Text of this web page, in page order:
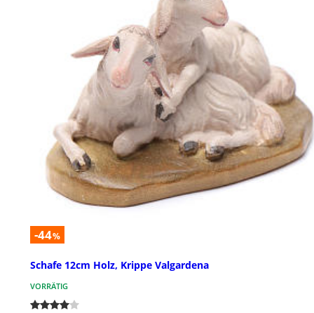
-44%
Schafe 12cm Holz, Krippe Valgardena
VORRÄTIG